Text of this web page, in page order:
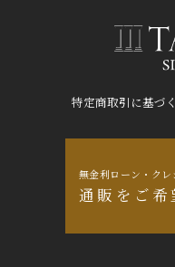
特定商取引に基づ
無金利ローン・ク
通販をご希